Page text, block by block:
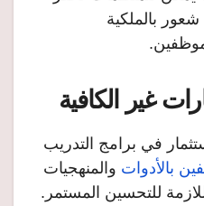
بالملكية
في برامج التدريب
بالأدوات والمنهجيات
للتحسين المستمر.